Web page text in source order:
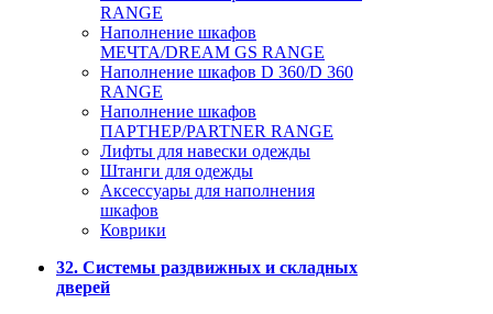
RANGE
Наполнение шкафов
МЕЧТА/DREAM GS RANGE
Наполнение шкафов D 360/D 360
RANGE
Наполнение шкафов
ПАРТНЕР/PARTNER RANGE
Лифты для навески одежды
Штанги для одежды
Аксессуары для наполнения
шкафов
Коврики
32. Системы раздвижных и складных
дверей